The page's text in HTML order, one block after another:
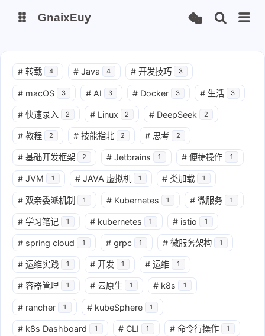
站点运行监测 Nas私有云
it-tools工具集 ChatGPT-Next
爱国学习平台(暂时关闭) LobeHub 智能AI聚合站
GnaixEuy
# 转载 4 # Java 4 # 开发技巧 3
# macOS 3 # AI 3 # Docker 3 # 生活 3
# 快速录入 2 # Linux 2 # DeepSeek 2
# 教程 2 # 技能指北 2 # 思考 2
# 基础开发框架 2 # Jetbrains 1 # 便捷操作 1
# JVM 1 # JAVA 虚拟机 1 # 类加载 1
# 双亲委派机制 1 # Kubernetes 1 # 微服务 1
# 学习笔记 1 # kubernetes 1 # istio 1
# spring cloud 1 # grpc 1 # 微服务架构 1
# 运维实践 1 # 开发 1 # 运维 1
# 容器管理 1 # 云原生 1 # k8s 1
# rancher 1 # kubeSphere 1
# k8s Dashboard 1 # CLI 1 # 命令行操作 1